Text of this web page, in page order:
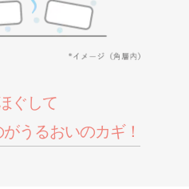
ぐして
うるおいのカギ！